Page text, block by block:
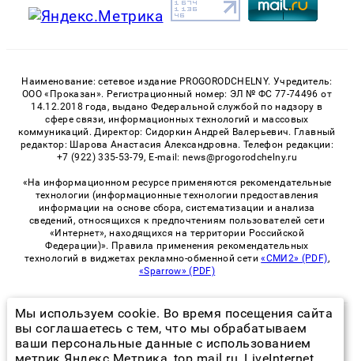
Наименование: сетевое издание PROGORODCHELNY. Учредитель:
ООО «Проказан». Регистрационный номер: ЭЛ № ФС 77-74496 от
14.12.2018 года, выдано Федеральной службой по надзору в
сфере связи, информационных технологий и массовых
коммуникаций. Директор: Сидоркин Андрей Валерьевич. Главный
редактор: Шарова Анастасия Александровна. Телефон редакции:
+7 (922) 335-53-79, E-mail: news@progorodchelny.ru
«На информационном ресурсе применяются рекомендательные
технологии (информационные технологии предоставления
информации на основе сбора, систематизации и анализа
сведений, относящихся к предпочтениям пользователей сети
«Интернет», находящихся на территории Российской
Федерации)». Правила применения рекомендательных
технологий в виджетах рекламно-обменной сети«СМИ2» (PDF),
«Sparrow» (PDF)
© 2026 «PROGorodChelny» | Все права защищены
Возрастная категория сайта 16+
Мы используем cookie. Во время посещения сайта
вы соглашаетесь с тем, что мы обрабатываем
ваши персональные данные с использованием